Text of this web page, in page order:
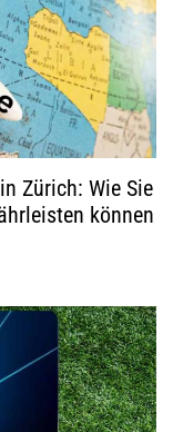
Zürich: Wie Sie
können